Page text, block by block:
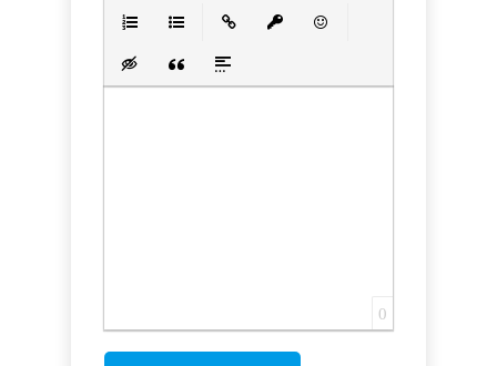
Вставка скрытого текста
Вставка цитаты
Вставка спойлера
0